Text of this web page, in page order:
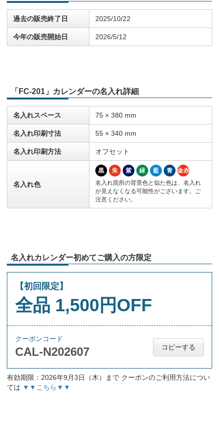
過去の販売終了日 2025/10/22
今年の販売開始日 2026/5/12
「FC-201」カレンダーの名入れ詳細
名入れスペース 75 × 380 mm
名入れ印刷寸法 55 × 340 mm
名入れ印刷方法 オフセット
名入れ色
黒 朱 紫 緑 藍 青
金赤
名入れ箇所の背景色と似た色は、名入れ
が見えなくなる可能性がございます。ご
注意ください。
名入れカレンダー初めてご購入の方限定
【初回限定】
全品 1,500円OFF
クーポンコード
CAL-N202607 コピーする
有効期限：2026年9月3日（木）まで クーポンのご利用方法につい
ては ▼▼こちら▼▼